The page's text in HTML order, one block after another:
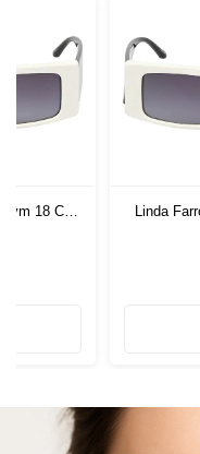
18 C2
Linda
White